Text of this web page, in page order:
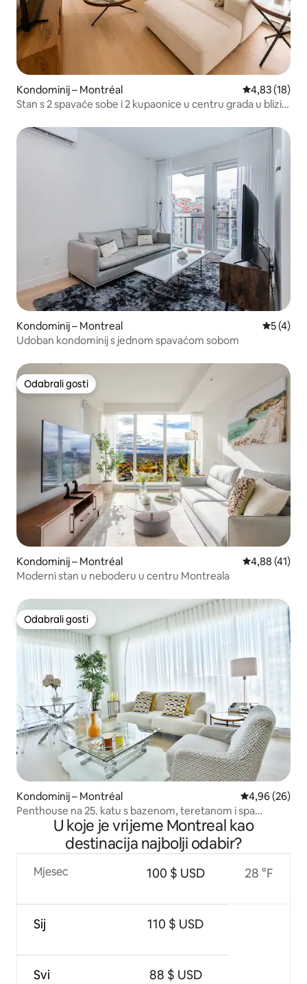
Kondominij – Montréal Prosječna
4,83 (18)
Stan s 2 spavaće sobe i 2 kupaonice u centru grada u blizini
Kondominij – Montreal
5 (4)
Udoban kondominij s jednom spavaćom sobom
Odabrali gosti
Odabrali gosti
Kondominij – Montréal Prosječna
4,88 (41)
Moderni stan u neboderu u centru Montreala
Odabrali gosti
Odabrali gosti
Kondominij – Montréal Prosječna
4,96 (26)
Penthouse na 25. katu s bazenom, teretanom i spa
centromU koje je vrijeme Montreal kao
destinacija najbolji odabir?
Mjesec
Sij
Svi
100 $ USD
110 $ USD
88 $ USD
28 °F